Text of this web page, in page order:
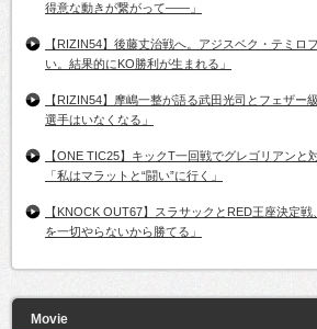
得意な動きが繋がって――」
【RIZIN54】後藤丈治戦へ。アジスベク・テミロ
い。結果的にKO勝利が生まれる」
【RIZIN54】摩嶋一整が語る武田光司とフェザー
選手はいなくなる」
【ONE TIC25】キックT一回戦でグレゴリアンと
「私はマラットと“闘い”に行く」
【KNOCK OUT67】スラサックとRED王座決定戦
を一切やらないから勝てる」
Movie